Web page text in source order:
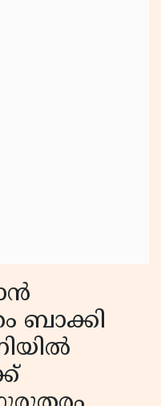
ബാക്കി